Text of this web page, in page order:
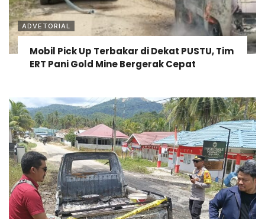
ADVETORIAL
Mobil Pick Up Terbakar di Dekat PUSTU, Tim
ERT Pani Gold Mine Bergerak Cepat